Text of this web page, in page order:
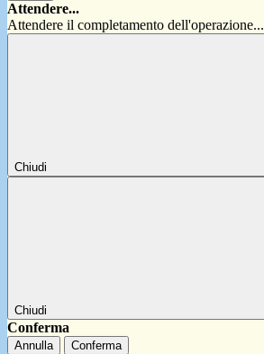
Attendere...
Attendere il completamento dell'operazione...
Chiudi
Chiudi
Conferma
Annulla Conferma